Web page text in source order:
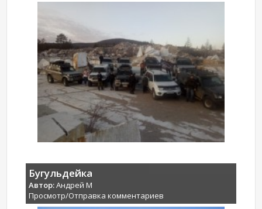
Бугульдейка
Автор:Андрей М
Просмотр/Отправка комментариев